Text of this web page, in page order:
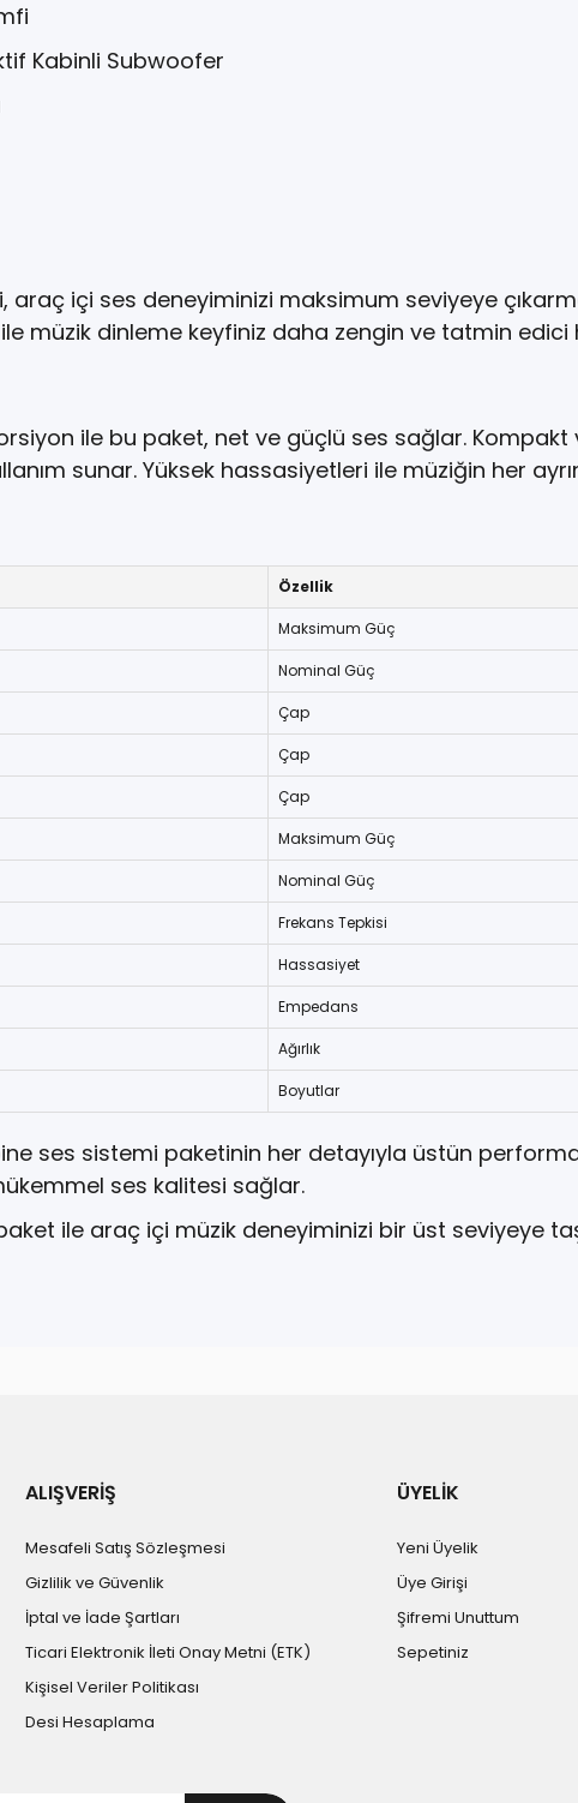
Kabinli Subwoofer
araç içi ses deneyiminizi maksimum seviyeye
müzik dinleme keyfiniz daha zengin ve tatmin edici
ile bu paket, net ve güçlü ses sağlar.
sunar. Yüksek hassasiyetleri ile müziğin her
Özellik
Maksimum Güç
Nominal Güç
Çap
Çap
Çap
Maksimum Güç
Nominal Güç
Frekans Tepkisi
Hassasiyet
Empedans
Ağırlık
Boyutlar
ses sistemi paketinin her detayıyla üstün
ses kalitesi sağlar.
ile araç içi müzik deneyiminizi bir üst seviyeye
ALIŞVERİŞ
Mesafeli Satış Sözleşmesi
Gizlilik ve Güvenlik
İptal ve İade Şartları
Ticari Elektronik İleti Onay Metni (ETK)
Kişisel Veriler Politikası
Desi Hesaplama
ÜYELİK
Yeni Üyelik
Üye Girişi
Şifremi Unuttum
Sepetiniz